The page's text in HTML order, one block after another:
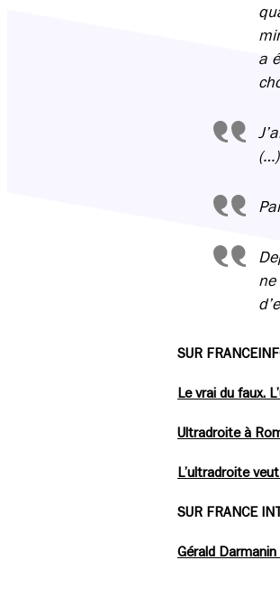
a
ne
SUR
Le vrai du faux.
Ultradroite à
L’ultradroite
SUR FRANCE
Gérald